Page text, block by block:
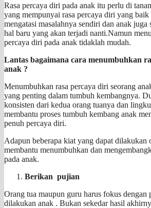
Rasa percaya diri pada anak itu perlu di
yang mempunyai rasa percaya diri yang baik
mengatasi masalahnya sendiri dan anak juga
hal baru yang akan terjadi nanti.Namun
percaya diri pada anak tidaklah mudah.
Lantas bagaimana cara menumbuhkan
anak ?
Menumbuhkan rasa percaya diri seorang
yang penting dalam tumbuh kembangnya.
konsisten dari kedua orang tuanya dan
membantu proses tumbuh kembang anak
penuh percaya diri.
Adapun beberapa kiat yang dapat dilakukan
membantu menumbuhkan dan
pada anak.
Berikan pujian
Orang tua maupun guru harus fokus dengan
dilakukan anak . Bukan sekedar hasil